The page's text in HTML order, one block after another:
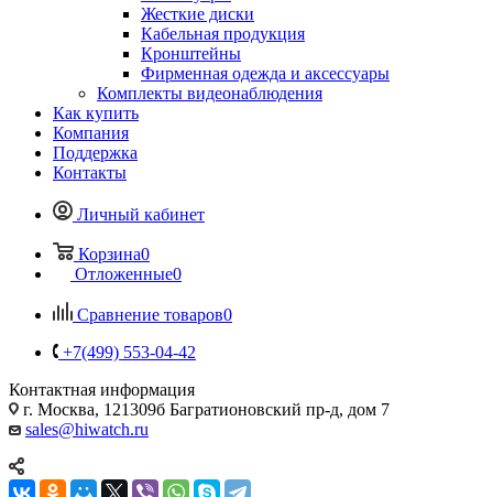
Жесткие диски
Кабельная продукция
Кронштейны
Фирменная одежда и аксессуары
Комплекты видеонаблюдения
Как купить
Компания
Поддержка
Контакты
Личный кабинет
Корзина0
Отложенные0
Сравнение товаров0
+7(499) 553-04-42
Контактная информация
г. Москва, 121309б Багратионовский пр-д, дом 7
sales@hiwatch.ru